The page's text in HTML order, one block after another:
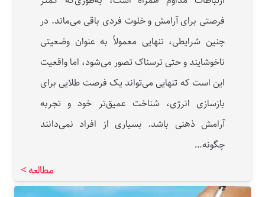
فرصتی برای آرامش و خلوت فردی باقی می‌ماند. در
چنین شرایطی، تنهایی معمولاً به‌ عنوان وضعیتی
ناخوشایند و حتی ترسناک تصور می‌شود، اما واقعیت
این است که تنهایی می‌تواند یک فرصت طلایی برای
بازسازی انرژی، شناخت عمیق‌تر خود و تجربه
آرامش ذهنی باشد. بسیاری از افراد نمی‌دانند
چگونه…
مطالعه >